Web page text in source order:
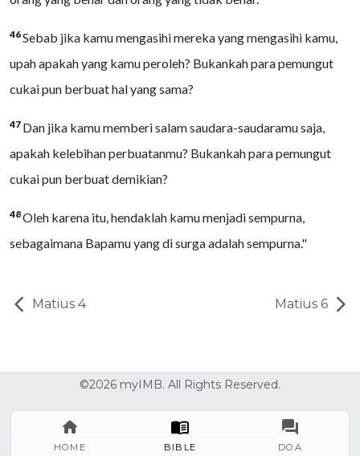
HOME BIBLE DOA
46Sebab jika kamu mengasihi mereka yang mengasihi kamu,
upah apakah yang kamu peroleh? Bukankah para pemungut
cukai pun berbuat hal yang sama?
47 Dan jika kamu memberi salam saudara-saudaramu saja,
apakah kelebihan perbuatanmu? Bukankah para pemungut
cukai pun berbuat demikian?
48Oleh karena itu, hendaklah kamu menjadi sempurna,
sebagaimana Bapamu yang di surga adalah sempurna."
Matius 4 Matius 6
©2026 myIMB. All Rights Reserved.